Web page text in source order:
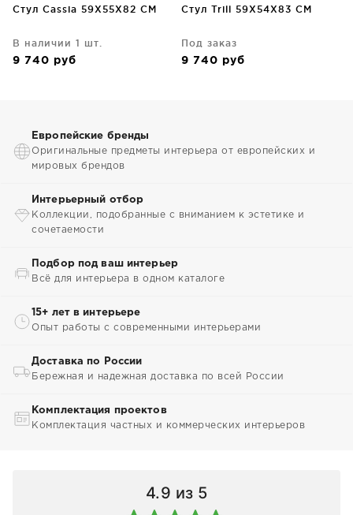
Стул Cassia 59X55X82 CM
В наличии 1 шт.
9 740 руб
Стул Trill 59X54X83 CM
Под заказ
9 740 руб
Европейские бренды
Оригинальные предметы интерьера от европейских и
мировых брендов
Интерьерный отбор
Коллекции, подобранные с вниманием к эстетике и
сочетаемости
Подбор под ваш интерьер
Всё для интерьера в одном каталоге
15+ лет в интерьере
Опыт работы с современными интерьерами
Доставка по России
Бережная и надежная доставка по всей России
Комплектация проектов
Комплектация частных и коммерческих интерьеров
4.9 из 5